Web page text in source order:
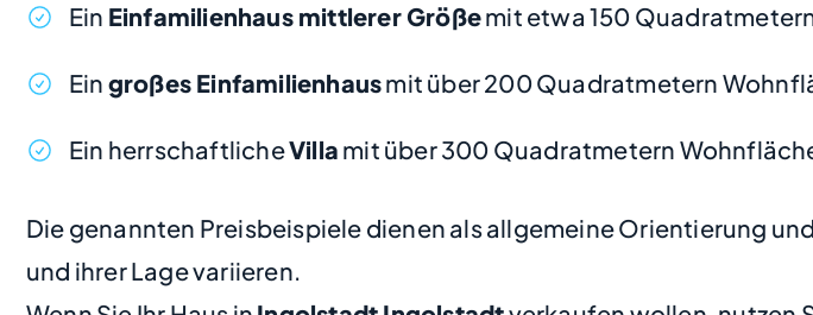
Ein Einfamilienhaus mittlerer Größemit etwa 150
Ein großes Einfamilienhausmit über 200 Quadratmetern
Ein herrschaftlicheVilla mit über 300 Quadratmetern
Die genannten Preisbeispiele dienen als allgemeine Orientierung
und ihrer Lage variieren.